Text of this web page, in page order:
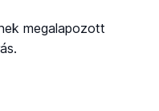
megalapozott